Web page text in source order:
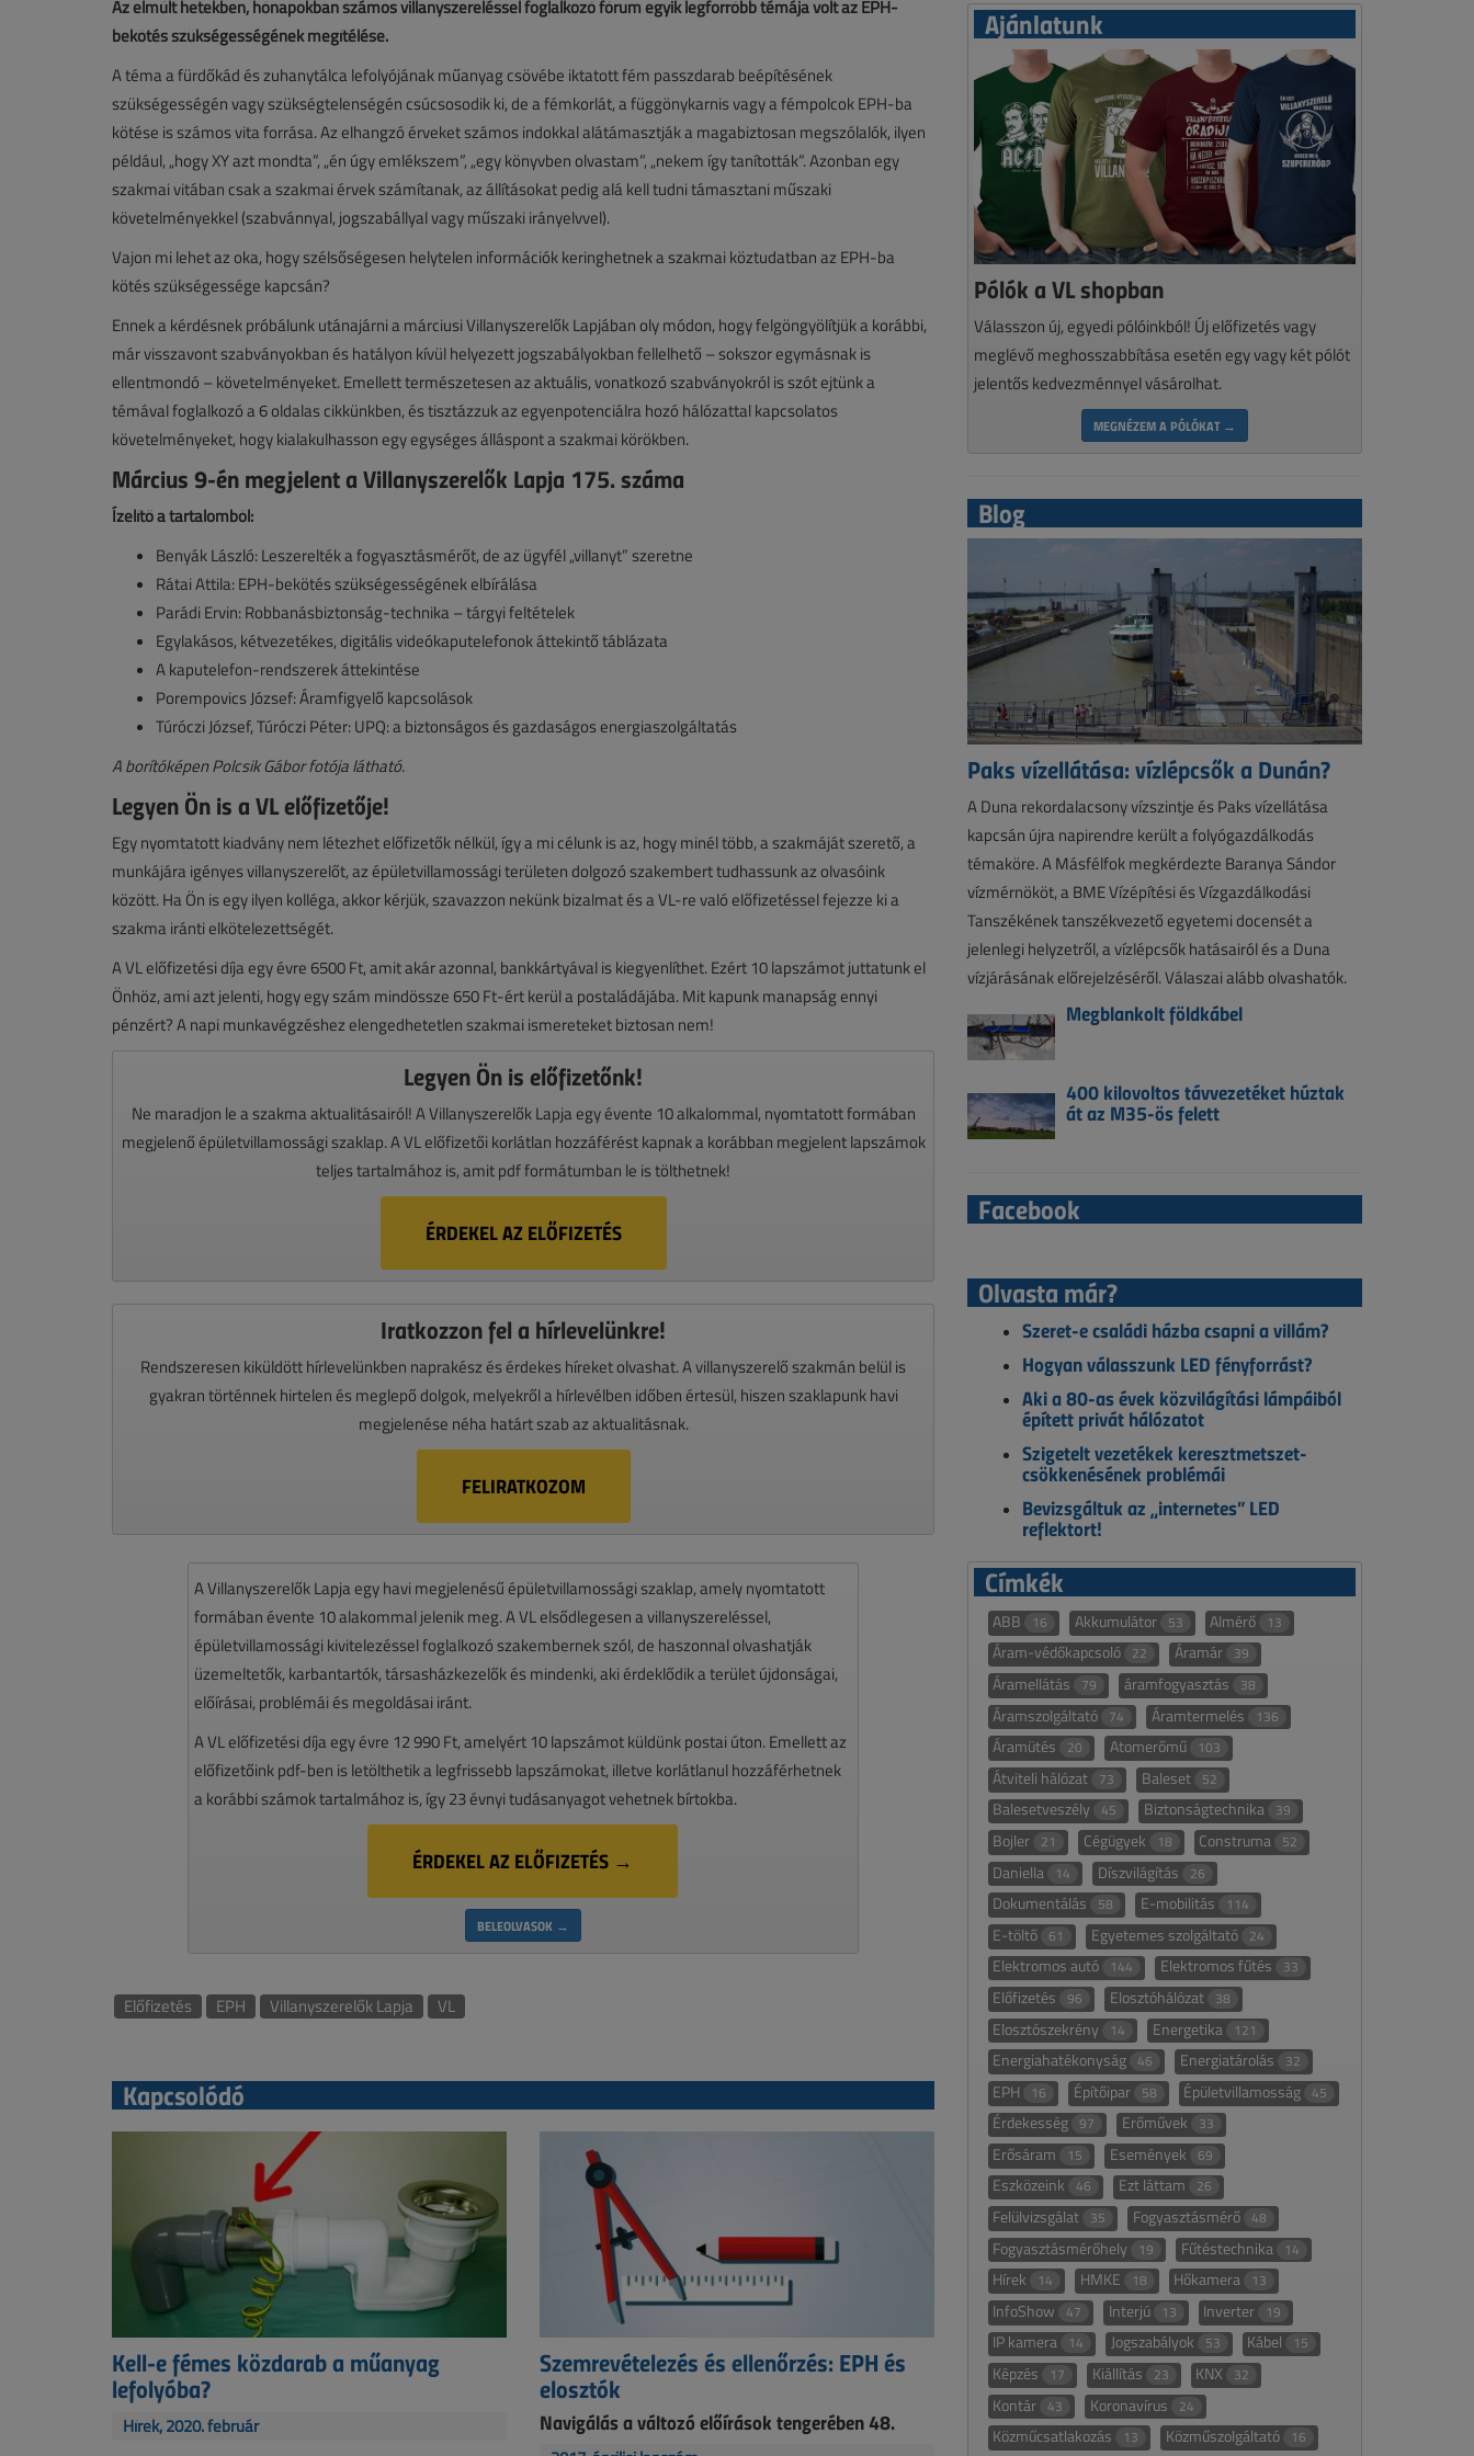
Az elmúlt hetekben, hónapokban számos villanyszereléssel foglalkozó fórum egyik legforróbb témája volt az EPH-
bekötés szükségességének megítélése.
A téma a fürdőkád és zuhanytálca lefolyójának műanyag csövébe iktatott fém passzdarab beépítésének
szükségességén vagy szükségtelenségén csúcsosodik ki, de a fémkorlát, a függönykarnis vagy a fémpolcok EPH-ba
kötése is számos vita forrása. Az elhangzó érveket számos indokkal alátámasztják a magabiztosan megszólalók, ilyen
például, „hogy XY azt mondta”, „én úgy emlékszem”, „egy könyvben olvastam”, „nekem így tanították”. Azonban egy
szakmai vitában csak a szakmai érvek számítanak, az állításokat pedig alá kell tudni támasztani műszaki
követelményekkel (szabvánnyal, jogszabállyal vagy műszaki irányelvvel).
Vajon mi lehet az oka, hogy szélsőségesen helytelen információk keringhetnek a szakmai köztudatban az EPH-ba
kötés szükségessége kapcsán?
Ennek a kérdésnek próbálunk utánajárni a márciusi Villanyszerelők Lapjában oly módon, hogy felgöngyölítjük a korábbi,
már visszavont szabványokban és hatályon kívül helyezett jogszabályokban fellelhető – sokszor egymásnak is
ellentmondó – követelményeket. Emellett természetesen az aktuális, vonatkozó szabványokról is szót ejtünk a
témával foglalkozó a 6 oldalas cikkünkben, és tisztázzuk az egyenpotenciálra hozó hálózattal kapcsolatos
követelményeket, hogy kialakulhasson egy egységes álláspont a szakmai körökben.
Március 9-én megjelent a Villanyszerelők Lapja 175. száma
Ízelítő a tartalomból:
Benyák László: Leszerelték a fogyasztásmérőt, de az ügyfél „villanyt” szeretne
Rátai Attila: EPH-bekötés szükségességének elbírálása
Parádi Ervin: Robbanásbiztonság-technika – tárgyi feltételek
Egylakásos, kétvezetékes, digitális videókaputelefonok áttekintő táblázata
A kaputelefon-rendszerek áttekintése
Porempovics József: Áramfigyelő kapcsolások
Túróczi József, Túróczi Péter: UPQ: a biztonságos és gazdaságos energiaszolgáltatás
A borítóképen Polcsik Gábor fotója látható.
Legyen Ön is a VL előfizetője!
Egy nyomtatott kiadvány nem létezhet előfizetők nélkül, így a mi célunk is az, hogy minél több, a szakmáját szerető, a
munkájára igényes villanyszerelőt, az épületvillamossági területen dolgozó szakembert tudhassunk az olvasóink
között. Ha Ön is egy ilyen kolléga, akkor kérjük, szavazzon nekünk bizalmat és a VL-re való előfizetéssel fejezze ki a
szakma iránti elkötelezettségét.
A VL előfizetési díja egy évre 6500 Ft, amit akár azonnal, bankkártyával is kiegyenlíthet. Ezért 10 lapszámot juttatunk el
Önhöz, ami azt jelenti, hogy egy szám mindössze 650 Ft-ért kerül a postaládájába. Mit kapunk manapság ennyi
pénzért? A napi munkavégzéshez elengedhetetlen szakmai ismereteket biztosan nem!
Legyen Ön is előfizetőnk!
Ne maradjon le a szakma aktualitásairól! A Villanyszerelők Lapja egy évente 10 alkalommal, nyomtatott formában
megjelenő épületvillamossági szaklap. A VL előfizetői korlátlan hozzáférést kapnak a korábban megjelent lapszámok
teljes tartalmához is, amit pdf formátumban le is tölthetnek!
ÉRDEKEL AZ ELŐFIZETÉS
Iratkozzon fel a hírlevelünkre!
Rendszeresen kiküldött hírlevelünkben naprakész és érdekes híreket olvashat. A villanyszerelő szakmán belül is
gyakran történnek hirtelen és meglepő dolgok, melyekről a hírlevélben időben értesül, hiszen szaklapunk havi
megjelenése néha határt szab az aktualitásnak.
FELIRATKOZOM
A Villanyszerelők Lapja egy havi megjelenésű épületvillamossági szaklap, amely nyomtatott
formában évente 10 alakommal jelenik meg. A VL elsődlegesen a villanyszereléssel,
épületvillamossági kivitelezéssel foglalkozó szakembernek szól, de haszonnal olvashatják
üzemeltetők, karbantartók, társasházkezelők és mindenki, aki érdeklődik a terület újdonságai,
előírásai, problémái és megoldásai iránt.
A VL előfizetési díja egy évre 12 990 Ft, amelyért 10 lapszámot küldünk postai úton. Emellett az
előfizetőink pdf-ben is letölthetik a legfrissebb lapszámokat, illetve korlátlanul hozzáférhetnek
a korábbi számok tartalmához is, így 23 évnyi tudásanyagot vehetnek bírtokba.
ÉRDEKEL AZ ELŐFIZETÉS →
BELEOLVASOK →
Előfizetés EPH Villanyszerelők Lapja VL
Kapcsolódó
Kell-e fémes közdarab a műanyag
lefolyóba?
Hírek, 2020. február
Szemrevételezés és ellenőrzés: EPH és
elosztók
Navigálás a változó előírások tengerében 48.
Ajánlatunk
Pólók a VL shopban
Válasszon új, egyedi pólóinkból! Új előfizetés vagy
meglévő meghosszabbítása esetén egy vagy két pólót
jelentős kedvezménnyel vásárolhat.
MEGNÉZEM A PÓLÓKAT →
Blog
Paks vízellátása: vízlépcsők a Dunán?
A Duna rekordalacsony vízszintje és Paks vízellátása
kapcsán újra napirendre került a folyógazdálkodás
témaköre. A Másfélfok megkérdezte Baranya Sándor
vízmérnököt, a BME Vízépítési és Vízgazdálkodási
Tanszékének tanszékvezető egyetemi docensét a
jelenlegi helyzetről, a vízlépcsők hatásairól és a Duna
vízjárásának előrejelzéséről. Válaszai alább olvashatók.
Megblankolt földkábel
400 kilovoltos távvezetéket húztak
át az M35-ös felett
Facebook
Olvasta már?
Szeret-e családi házba csapni a villám?
Hogyan válasszunk LED fényforrást?
Aki a 80-as évek közvilágítási lámpáiból
épített privát hálózatot
Szigetelt vezetékek keresztmetszet-
csökkenésének problémái
Bevizsgáltuk az „internetes” LED
reflektort!
Címkék
ABB 16 Akkumulátor 53 Almérő 13
Áram-védőkapcsoló 22 Áramár 39
Áramellátás 79 áramfogyasztás 38
Áramszolgáltató 74 Áramtermelés 136
Áramütés 20 Atomerőmű 103
Átviteli hálózat 73 Baleset 52
Balesetveszély 45 Biztonságtechnika 39
Bojler 21 Cégügyek 18 Construma 52
Daniella 14 Díszvilágítás 26
Dokumentálás 58 E-mobilitás 114
E-töltő 61 Egyetemes szolgáltató 24
Elektromos autó 144 Elektromos fűtés 33
Előfizetés 96 Elosztóhálózat 38
Elosztószekrény 14 Energetika 121
Energiahatékonyság 46 Energiatárolás 32
EPH 16 Építőipar 58 Épületvillamosság 45
Érdekesség 97 Erőművek 33
Erősáram 15 Események 69
Eszközeink 46 Ezt láttam 26
Felülvizsgálat 35 Fogyasztásmérő 48
Fogyasztásmérőhely 19 Fűtéstechnika 14
Hírek 14 HMKE 18 Hőkamera 13
InfoShow 47 Interjú 13 Inverter 19
IP kamera 14 Jogszabályok 53 Kábel 15
Képzés 17 Kiállítás 23 KNX 32
Kontár 43 Koronavírus 24
Közműcsatlakozás 13 Közműszolgáltató 16